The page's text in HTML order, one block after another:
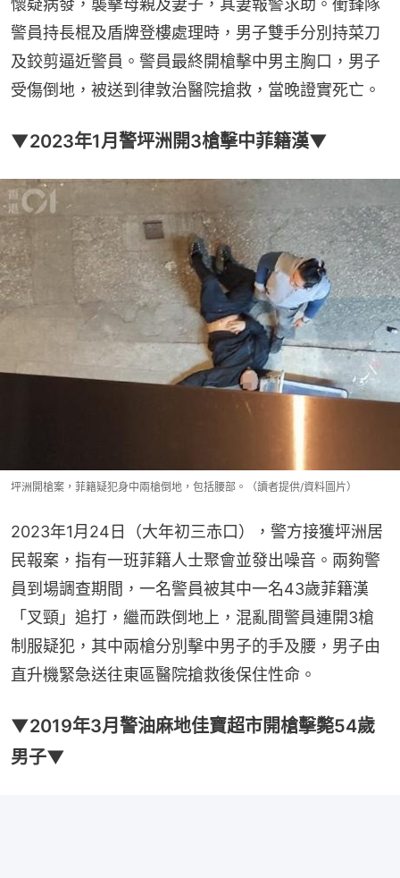
懷疑病發，襲擊母親及妻子，其妻報警求助。衝鋒隊
警員持長棍及盾牌登樓處理時，男子雙手分別持菜刀
及鉸剪逼近警員。警員最終開槍擊中男主胸口，男子
受傷倒地，被送到律敦治醫院搶救，當晚證實死亡。
▼2023年1月警坪洲開3槍擊中菲籍漢▼
坪洲開槍案，菲籍疑犯身中兩槍倒地，包括腰部。（讀者提供/資料圖片）
2023年1月24日（大年初三赤口），警方接獲坪洲居
民報案，指有一班菲籍人士聚會並發出噪音。兩夠警
員到場調查期間，一名警員被其中一名43歲菲籍漢
「叉頸」追打，繼而跌倒地上，混亂間警員連開3槍
制服疑犯，其中兩槍分別擊中男子的手及腰，男子由
直升機緊急送往東區醫院搶救後保住性命。
▼2019年3月警油麻地佳寶超市開槍擊斃54歲
男子▼